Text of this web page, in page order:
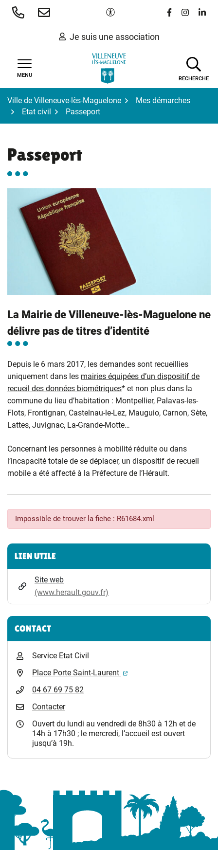
Aller
Paramètres d'accessibilité
Lien vers le
Lien vers
Lien
Je suis une association
MENU
RECHERCHE
Ville de Villeneuve-lès-Maguelone
Mes démarches
Etat civil
Passeport
Passeport
La Mairie de Villeneuve-lès-Maguelone ne
délivre pas de titres d’identité
Depuis le 6 mars 2017, les demandes sont recueillies
uniquement dans les mairies équipées d’un dispositif de
recueil des données biométriques* et non plus dans la
commune du lieu d’habitation : Montpellier, Palavas-les-
Flots, Frontignan, Castelnau-le-Lez, Mauguio, Carnon, Sète,
Lattes, Juvignac, La-Grande-Motte…
Concernant les personnes à mobilité réduite ou dans
l’incapacité totale de se déplacer, un dispositif de recueil
mobile a été affecté à la Préfecture de l’Hérault.
Impossible de trouver la fiche : R61684.xml
Informations complémentaires
LIEN UTILE
Site web
(www.herault.gouv.fr)
CONTACT
Service Etat Civil
Place Porte Saint-Laurent
(ouverture dans un
04 67 69 75 82
Contacter
Ouvert du lundi au vendredi de 8h30 à 12h et de
14h à 17h30 ; le mercredi, l’accueil est ouvert
jusqu’à 19h.